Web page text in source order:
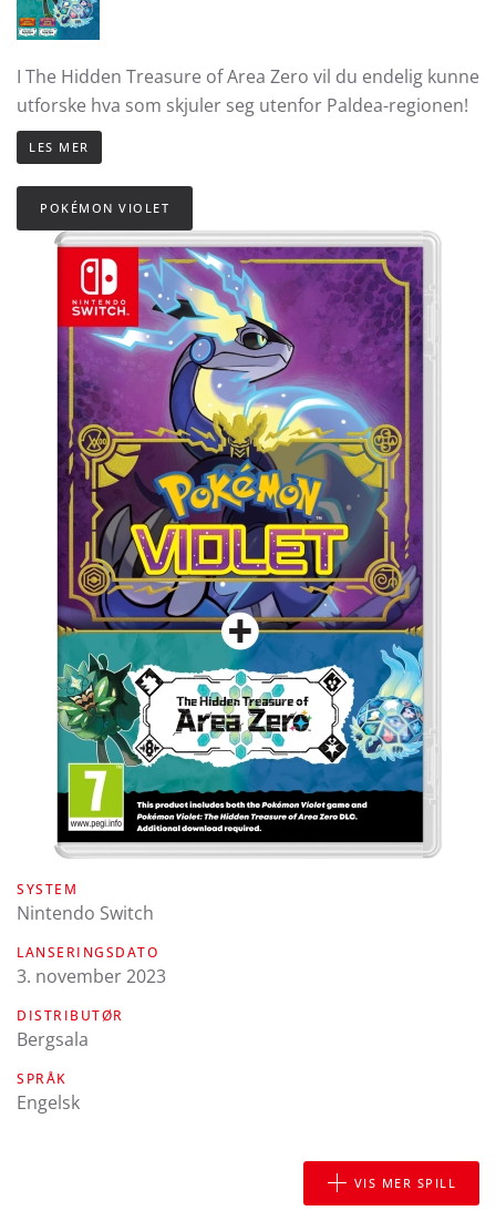
SYSTEM
Nintendo Switch
LANSERINGSDATO
3. november 2023
DISTRIBUTØR
Bergsala
SPRÅK
engelsk
I The Hidden Treasure of Area Zero vil du endelig kunne
utforske hva som skjuler seg utenfor Paldea-regionen!
LES MER
POKÉMON VIOLET
VIS MER SPILL